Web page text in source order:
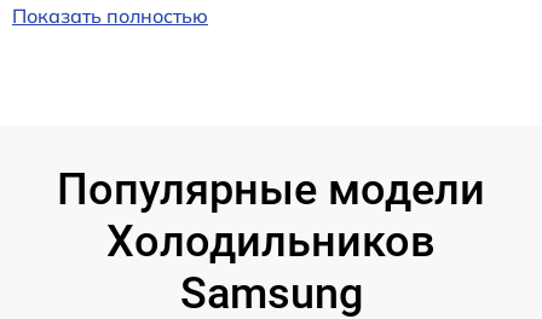
Показать полностью
Популярные модели
Холодильников
Samsung